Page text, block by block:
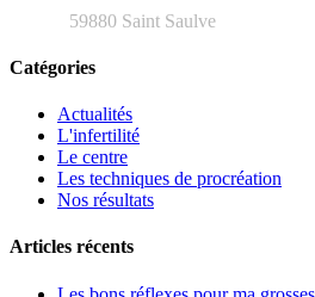
59880 Saint Saulve
Catégories
Actualités
L'infertilité
Le centre
Les techniques de procréation
Nos résultats
Articles récents